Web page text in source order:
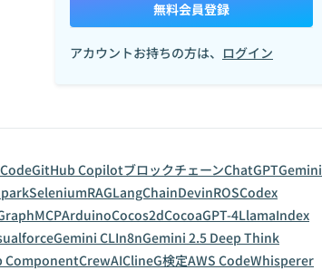
無料会員登録
アカウントお持ちの方は、 ログイン
GitHub CopilotブロックチェーンChatGPTGemini
SeleniumRAGLangChainDevinROSCodex
MCPArduinoCocos2dCocoaGPT-4LlamaIndex
Gemini CLIn8nGemini 2.5 Deep Think
ComponentCrewAIClineG検定AWS CodeWhisperer